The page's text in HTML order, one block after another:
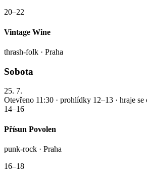
20–22
Vintage Wine
thrash-folk · Praha
Sobota
25. 7.
Otevřeno 11:30 · prohlídky 12–13 · hraje se
14–16
Přísun Povolen
punk-rock · Praha
16–18